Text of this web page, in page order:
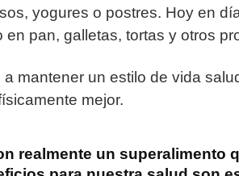
yogures o postres. Hoy en
pan, galletas, tortas y otros
mantener un estilo de vida
mejor.
realmente un superalimento